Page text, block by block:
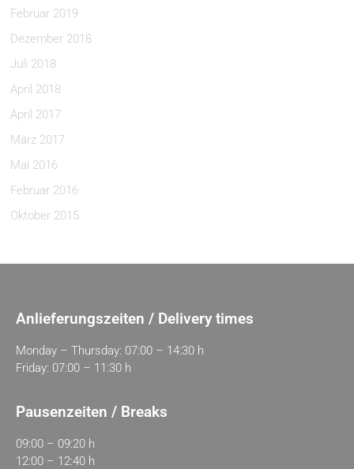
Februar 2019
Dezember 2018
Juli 2018
April 2018
April 2017
März 2017
Mai 2016
Februar 2016
Oktober 2015
Anlieferungszeiten / Delivery times
Monday – Thursday: 07:00 – 14:30 h
Friday: 07:00 – 11:30 h
Pausenzeiten / Breaks
09:00 – 09:20 h
12:00 – 12:40 h